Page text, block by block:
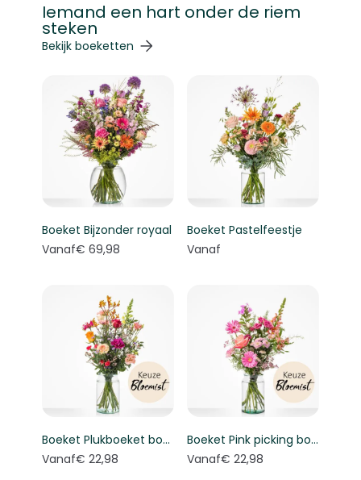
Iemand een hart onder de riem
steken
Navigeren door de elementen van de carrousel is
Druk om carrousel over te slaan
Bekijk boeketten
Boeket Bijzonder royaal
Vanaf€ 69,98
Boeket Pastelfeestje
Vanaf
Boeket Plukboeket bont - Keuze bloemist
Vanaf€ 22,98
Boeket Pink picking bouquet - Florist's choice
Vanaf€ 22,98